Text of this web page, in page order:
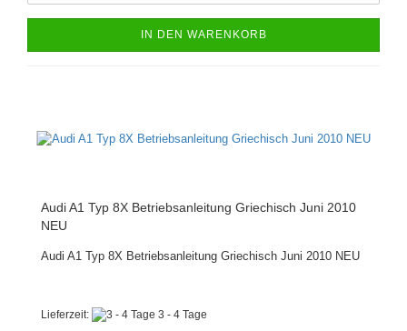
IN DEN WARENKORB
Audi A1 Typ 8X Betriebsanleitung Griechisch Juni 2010
NEU
Audi A1 Typ 8X Betriebsanleitung Griechisch Juni 2010 NEU
Lieferzeit: 3 - 4 Tage